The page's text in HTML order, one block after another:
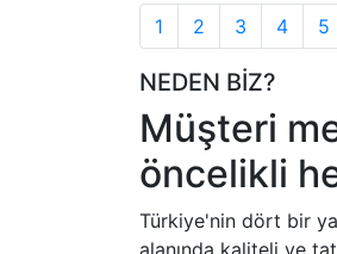
1 2 3 4 5
NEDEN BİZ?
Müşteri
öncelikli
Türkiye'nin dört bir
alanında kaliteli ve